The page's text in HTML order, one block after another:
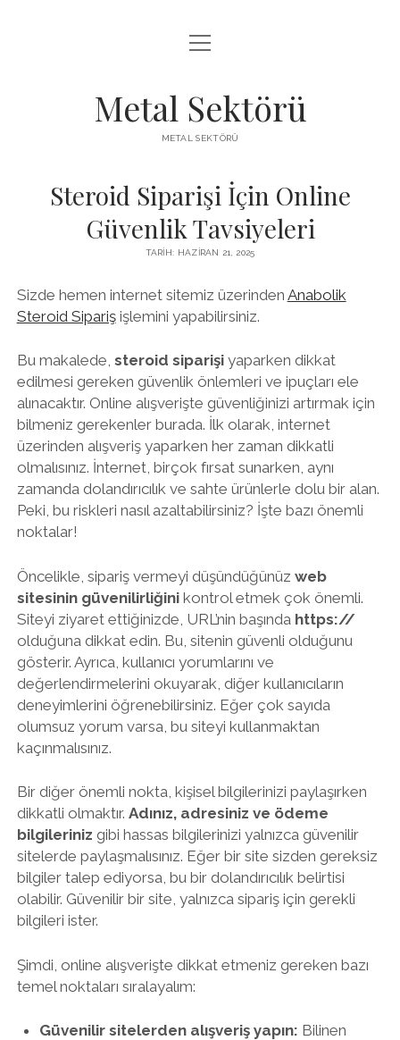
LISTE
SPOTIFY TAKIPÇI KAZANMA
menüyü
aç
Metal Sektörü
METAL SEKTÖRÜ
Steroid Siparişi İçin Online
Güvenlik Tavsiyeleri
TARIH: HAZIRAN 21, 2025
Sizde hemen internet sitemiz üzerinden Anabolik
Steroid Siparişişlemini yapabilirsiniz.
Bu makalede, steroid siparişiyaparken dikkat
edilmesi gereken güvenlik önlemleri ve ipuçları ele
alınacaktır. Online alışverişte güvenliğinizi artırmak için
bilmeniz gerekenler burada. İlk olarak, internet
üzerinden alışveriş yaparken her zaman dikkatli
olmalısınız. İnternet, birçok fırsat sunarken, aynı
zamanda dolandırıcılık ve sahte ürünlerle dolu bir alan.
Peki, bu riskleri nasıl azaltabilirsiniz? İşte bazı önemli
noktalar!
Öncelikle, sipariş vermeyi düşündüğünüz web
sitesinin güvenilirliğinikontrol etmek çok önemli.
Siteyi ziyaret ettiğinizde, URL’nin başında https://
olduğuna dikkat edin. Bu, sitenin güvenli olduğunu
gösterir. Ayrıca, kullanıcı yorumlarını ve
değerlendirmelerini okuyarak, diğer kullanıcıların
deneyimlerini öğrenebilirsiniz. Eğer çok sayıda
olumsuz yorum varsa, bu siteyi kullanmaktan
kaçınmalısınız.
Bir diğer önemli nokta, kişisel bilgilerinizi paylaşırken
dikkatli olmaktır. Adınız, adresiniz ve ödeme
bilgileriniz gibi hassas bilgilerinizi yalnızca güvenilir
sitelerde paylaşmalısınız. Eğer bir site sizden gereksiz
bilgiler talep ediyorsa, bu bir dolandırıcılık belirtisi
olabilir. Güvenilir bir site, yalnızca sipariş için gerekli
bilgileri ister.
Şimdi, online alışverişte dikkat etmeniz gereken bazı
temel noktaları sıralayalım:
Güvenilir sitelerden alışveriş yapın: Bilinen